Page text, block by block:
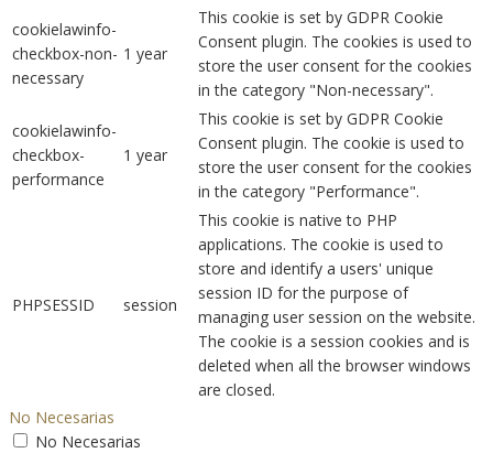
cookielawinfo-
checkbox-non-
necessary
1 year
This cookie is set by GDPR Cookie
Consent plugin. The cookies is used to
store the user consent for the cookies
in the category "Non-necessary".
cookielawinfo-
checkbox-
performance
1 year
This cookie is set by GDPR Cookie
Consent plugin. The cookie is used to
store the user consent for the cookies
in the category "Performance".
PHPSESSID session
This cookie is native to PHP
applications. The cookie is used to
store and identify a users' unique
session ID for the purpose of
managing user session on the website.
The cookie is a session cookies and is
deleted when all the browser windows
are closed.
No Necesarias
No Necesarias